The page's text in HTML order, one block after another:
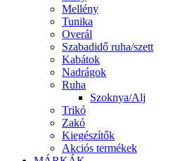
Mellény
Tunika
Overál
Szabadidő ruha/szett
Kabátok
Nadrágok
Ruha
Szoknya/Alj
Trikó
Zakó
Kiegészítők
Akciós termékek